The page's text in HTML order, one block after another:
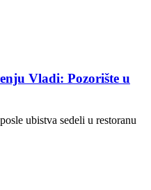
Vladi: Pozorište u
ubistva sedeli u restoranu